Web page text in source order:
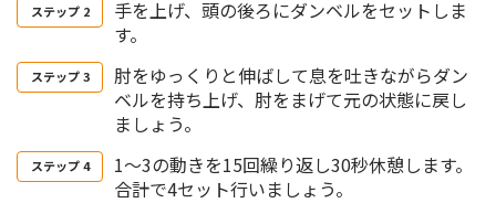
手を上げ、頭の後ろにダンベルをセットしま
す。
肘をゆっくりと伸ばして息を吐きながらダン
ベルを持ち上げ、肘をまげて元の状態に戻し
ましょう。
1〜3の動きを15回繰り返し30秒休憩します。
合計で4セット行いましょう。